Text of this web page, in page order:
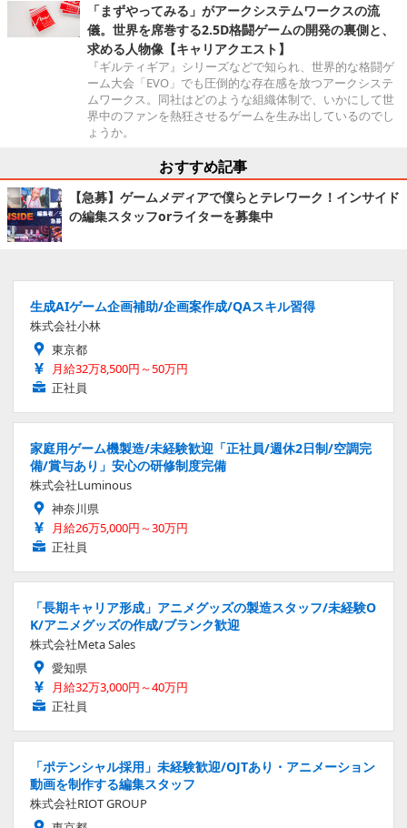
「まずやってみる」がアークシステムワークスの流
儀。世界を席巻する2.5D格闘ゲームの開発の裏側と、
求める人物像【キャリアクエスト】
『ギルティギア』シリーズなどで知られ、世界的な格闘ゲ
ーム大会「EVO」でも圧倒的な存在感を放つアークシステ
ムワークス。同社はどのような組織体制で、いかにして世
界中のファンを熱狂させるゲームを生み出しているのでし
ょうか。
おすすめ記事
【急募】ゲームメディアで僕らとテレワーク！インサイド
の編集スタッフorライターを募集中
生成AIゲーム企画補助/企画案作成/QAスキル習得
株式会社小林
東京都
月給32万8,500円～50万円
正社員
家庭用ゲーム機製造/未経験歓迎「正社員/週休2日制/空調完
備/賞与あり」安心の研修制度完備
株式会社Luminous
神奈川県
月給26万5,000円～30万円
正社員
「長期キャリア形成」アニメグッズの製造スタッフ/未経験O
K/アニメグッズの作成/ブランク歓迎
株式会社Meta Sales
愛知県
月給32万3,000円～40万円
正社員
「ポテンシャル採用」未経験歓迎/OJTあり・アニメーション
動画を制作する編集スタッフ
株式会社RIOT GROUP